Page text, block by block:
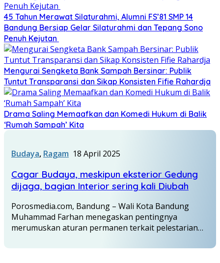
45 Tahun Merawat Silaturahmi, Alumni FS’81 SMP 14
Bandung Bersiap Gelar Silaturahmi dan Tepang Sono
Penuh Kejutan
Mengurai Sengketa Bank Sampah Bersinar: Publik
Tuntut Transparansi dan Sikap Konsisten Fifie Rahardja
Drama Saling Memaafkan dan Komedi Hukum di Balik
‘Rumah Sampah’ Kita
Budaya, Ragam 18 April 2025
Cagar Budaya, meskipun eksterior Gedung
dijaga, bagian Interior sering kali Diubah
Porosmedia.com, Bandung – Wali Kota Bandung
Muhammad Farhan menegaskan pentingnya
merumuskan aturan permanen terkait pelestarian…